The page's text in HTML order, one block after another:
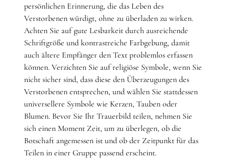
persönlichen Erinnerung, die das Leben des
Verstorbenen würdigt, ohne zu überladen zu wirken.
Achten Sie auf gute Lesbarkeit durch ausreichende
Schriftgröße und kontrastreiche Farbgebung, damit
auch ältere Empfänger den Text problemlos erfassen
können. Verzichten Sie auf religiöse Symbole, wenn Sie
nicht sicher sind, dass diese den Überzeugungen des
Verstorbenen entsprechen, und wählen Sie stattdessen
universellere Symbole wie Kerzen, Tauben oder
Blumen. Bevor Sie Ihr Trauerbild teilen, nehmen Sie
sich einen Moment Zeit, um zu überlegen, ob die
Botschaft angemessen ist und ob der Zeitpunkt für das
Teilen in einer Gruppe passend erscheint.